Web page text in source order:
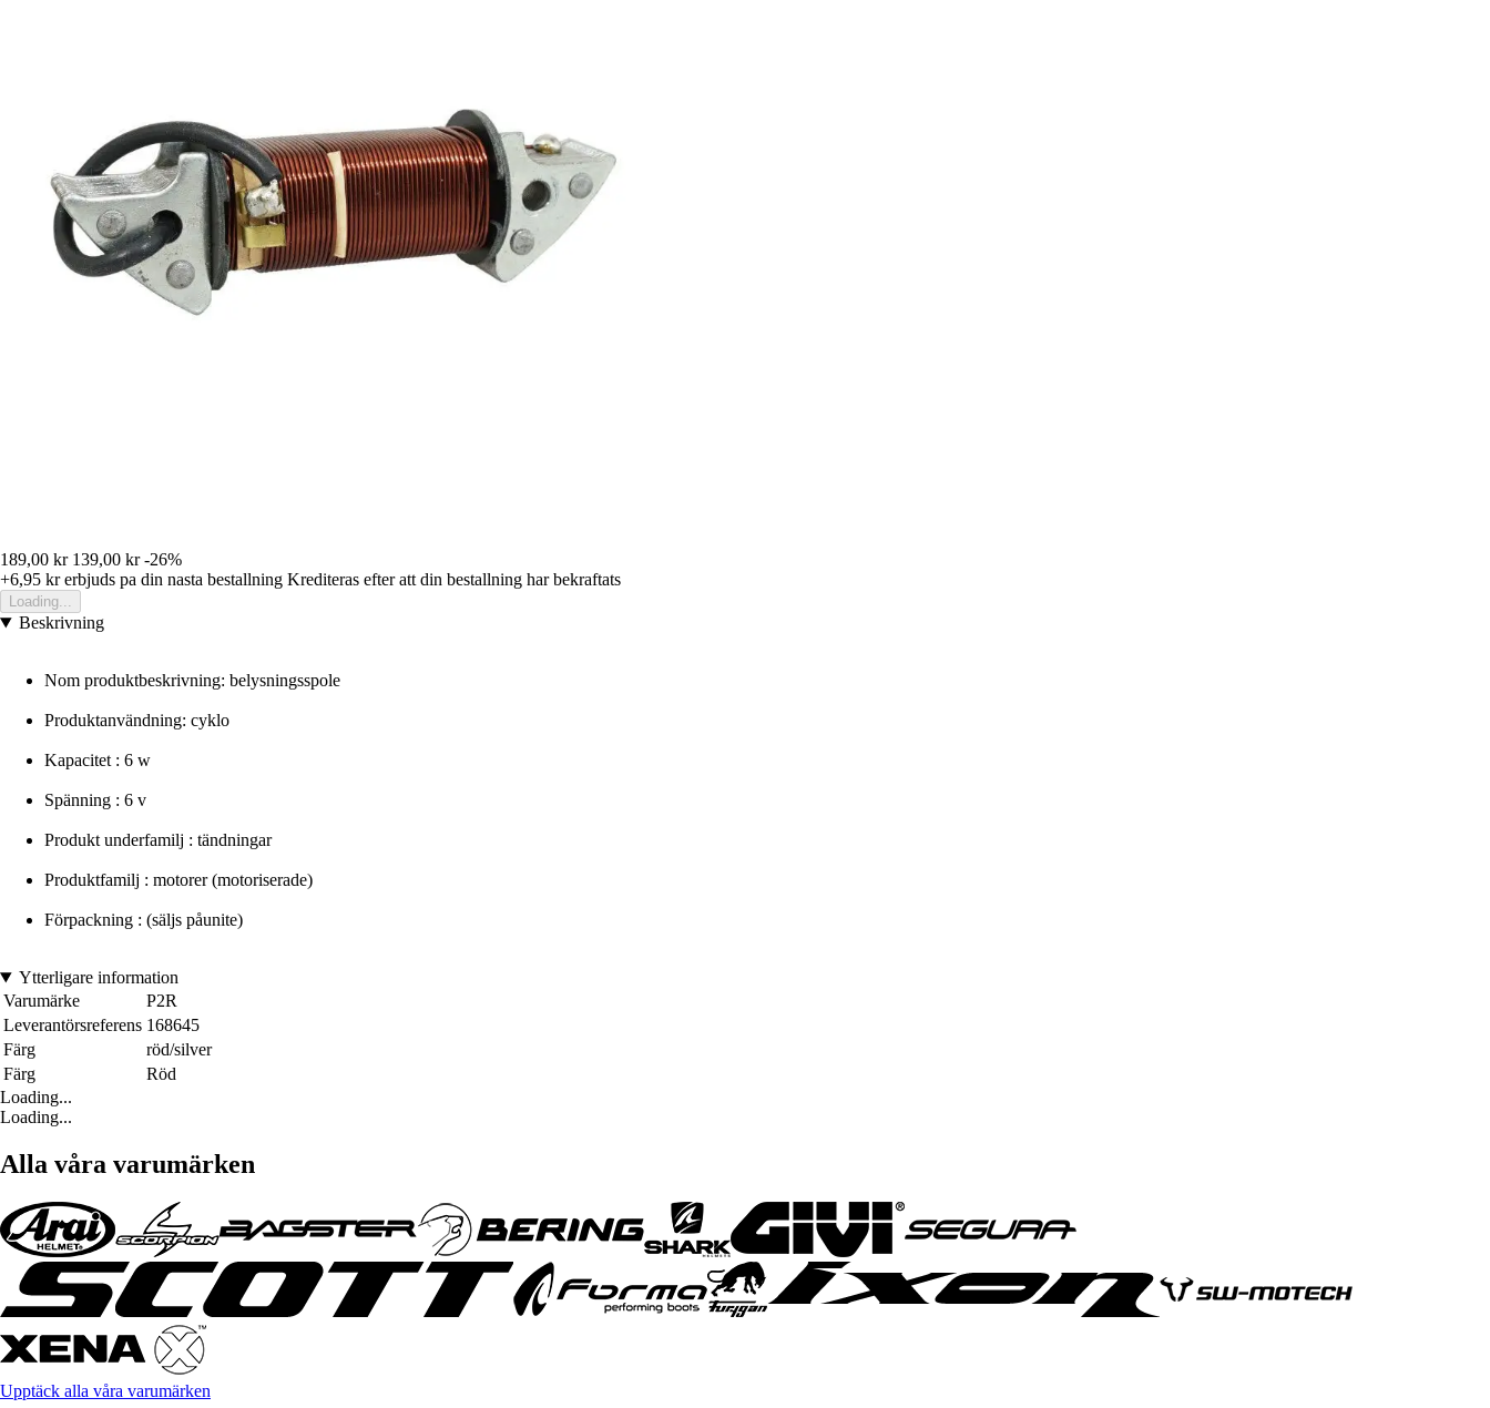
189,00 kr 139,00 kr -26%
+6,95 krerbjuds pa din nasta bestallning Krediteras efter att din bestallning har bekraftats
Loading...
Beskrivning
Nom produktbeskrivning: belysningsspole
Produktanvändning: cyklo
Kapacitet : 6 w
Spänning : 6 v
Produkt underfamilj : tändningar
Produktfamilj : motorer (motoriserade)
Förpackning : (säljs påunite)
Ytterligare information
Varumärke
P2R
Leverantörsreferens 168645
Färg
röd/silver
Färg
Röd
Loading...
Loading...
Alla våra varumärken
Upptäck alla våra varumärken